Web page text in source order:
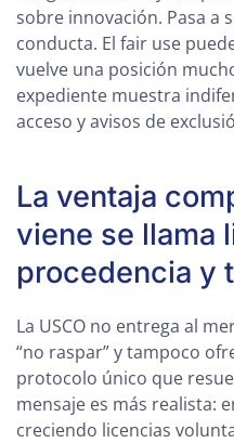
sobre innovación. Pasa a
conducta. El fair use
vuelve una posición
expediente muestra
acceso y avisos de
La ventaja
viene se llama
procedencia y
La USCO no entrega al
“no raspar” y tampoco
protocolo único que
mensaje es más realista:
creciendo licencias